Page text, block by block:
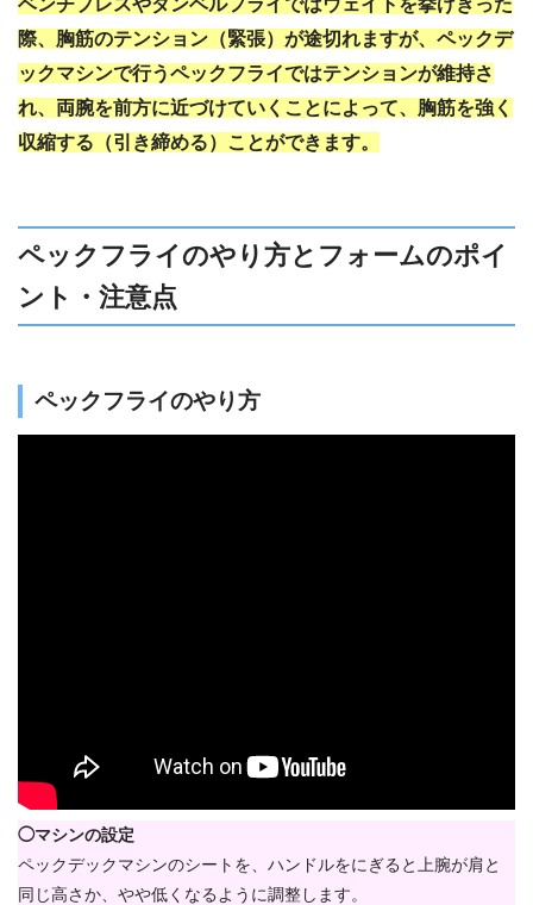
際、胸筋のテンション（緊張）が途切れますが、ペックデ
ックマシンで行うペックフライではテンションが維持さ
れ、両腕を前方に近づけていくことによって、胸筋を強く
収縮する（引き締める）ことができます。
ペックフライのやり方とフォームのポイ
ント・注意点
ペックフライのやり方
◯マシンの設定
ペックデックマシンのシートを、ハンドルをにぎると上腕が肩と
同じ高さか、やや低くなるように調整します。